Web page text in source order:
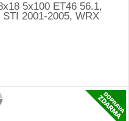
5x100 ET46 56.1,
2001-2005, WRX